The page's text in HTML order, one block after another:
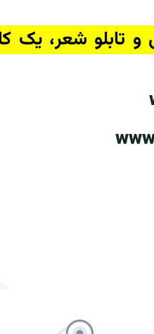
تابلو شعر، یک